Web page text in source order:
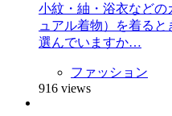
小紋・紬・浴衣などの
ュアル着物）を着る
選んでいますか…
ファッション
916 views